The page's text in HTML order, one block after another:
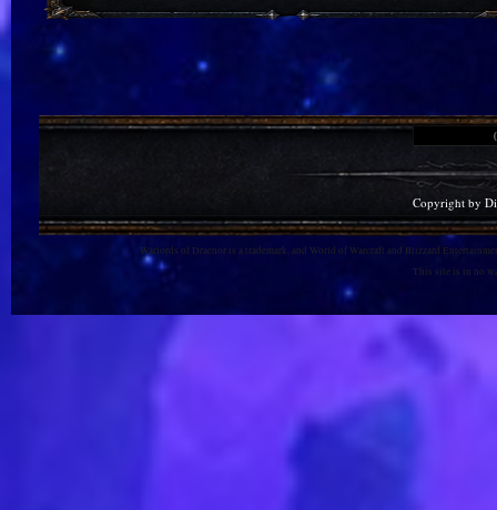
Copyright by
Warlords of Draenor is a trademark, and World of Warcraft and Blizzard
This site is in no